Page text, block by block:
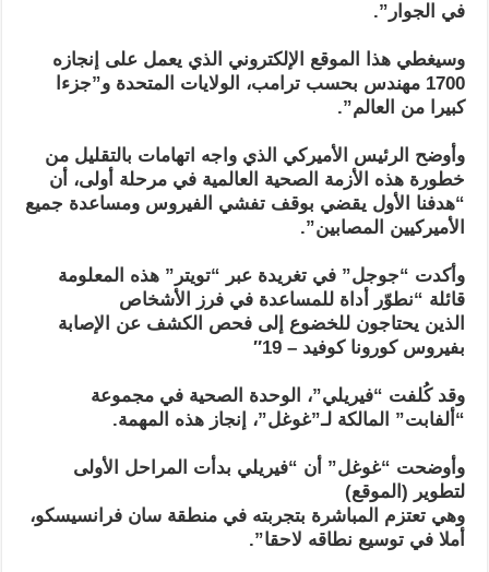
في الجوار”.
وسيغطي هذا الموقع الإلكتروني الذي يعمل على إنجازه
1700 مهندس بحسب ترامب، الولايات المتحدة و”جزءا
كبيرا من العالم”.
وأوضح الرئيس الأميركي الذي واجه اتهامات بالتقليل من
خطورة هذه الأزمة الصحية العالمية في مرحلة أولى، أن
“هدفنا الأول يقضي بوقف تفشي الفيروس ومساعدة جميع
الأميركيين المصابين”.
وأكدت “جوجل” في تغريدة عبر “تويتر” هذه المعلومة
قائلة “نطوّر أداة للمساعدة في فرز الأشخاص
الذين يحتاجون للخضوع إلى فحص الكشف عن الإصابة
بفيروس كورونا كوفيد – 19″
وقد كُلفت “فيريلي”، الوحدة الصحية في مجموعة
“ألفابت” المالكة لـ”غوغل”، إنجاز هذه المهمة.
وأوضحت “غوغل” أن “فيريلي بدأت المراحل الأولى
لتطوير (الموقع)
وهي تعتزم المباشرة بتجربته في منطقة سان فرانسيسكو،
أملا في توسيع نطاقه لاحقا”.